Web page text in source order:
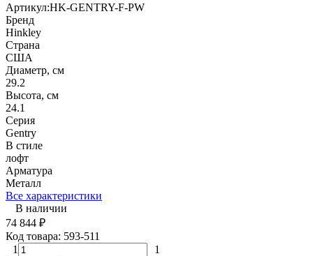
Артикул:HK-GENTRY-F-PW
Бренд
Hinkley
Страна
США
Диаметр, см
29.2
Высота, см
24.1
Серия
Gentry
В стиле
лофт
Арматура
Металл
Все характеристики
В наличии
74 844 ₽
Код товара: 593-511
1
1